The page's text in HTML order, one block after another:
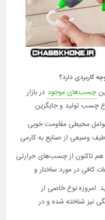
دارد؟
چسب‌های موجود در بازار
محیطی مقاومت خوبی
وسیعی از صنایع به کارمی
هم تاکنون از چسب‌های حرارتی
کافی در مورد ساختار و
امروزه نوع خاصی از
نیز شناخته شده و در